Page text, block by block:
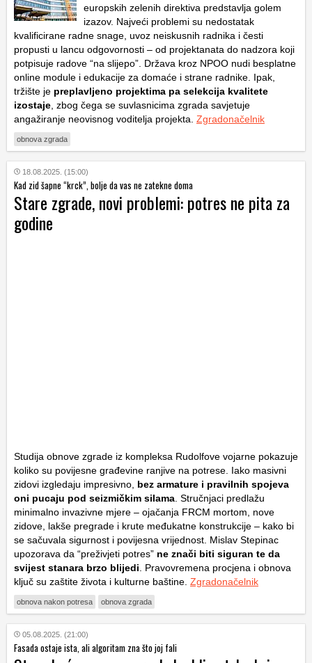
europskih zelenih direktiva predstavlja golem
izazov. Najveći problemi su nedostatak
kvalificirane radne snage, uvoz neiskusnih radnika i česti
propusti u lancu odgovornosti – od projektanata do nadzora koji
potpisuje radove “na slijepo”. Država kroz NPOO nudi besplatne
online module i edukacije za domaće i strane radnike. Ipak,
tržište je preplavljeno projektima pa selekcija kvalitete
izostaje , zbog čega se suvlasnicima zgrada savjetuje
angažiranje neovisnog voditelja projekta. Zgradonačelnik
obnova zgrada
18.08.2025. (15:00)
Kad zid šapne “krck”, bolje da vas ne zatekne doma
Stare zgrade, novi problemi: potres ne pita za
godine
Studija obnove zgrade iz kompleksa Rudolfove vojarne pokazuje
koliko su povijesne građevine ranjive na potrese. Iako masivni
zidovi izgledaju impresivno, bez armature i pravilnih spojeva
oni pucaju pod seizmičkim silama . Stručnjaci predlažu
minimalno invazivne mjere – ojačanja FRCM mortom, nove
zidove, lakše pregrade i krute međukatne konstrukcije – kako bi
se sačuvala sigurnost i povijesna vrijednost. Mislav Stepinac
upozorava da “preživjeti potres” ne znači biti siguran te da
svijest stanara brzo blijedi . Pravovremena procjena i obnova
ključ su zaštite života i kulturne baštine. Zgradonačelnik
obnova nakon potresa obnova zgrada
05.08.2025. (21:00)
Fasada ostaje ista, ali algoritam zna što joj fali